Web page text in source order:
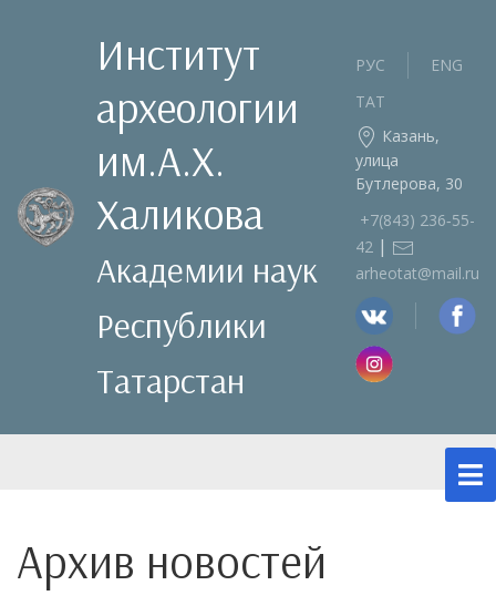
Институт
археологии
им.А.Х.
Халикова
Академии наук
Республики
Татарстан
РУС
ENG
ТАТ
Казань,
улица
Бутлерова, 30
+7(843) 236‑55-
42 |
arheotat@mail.ru
Архив новостей